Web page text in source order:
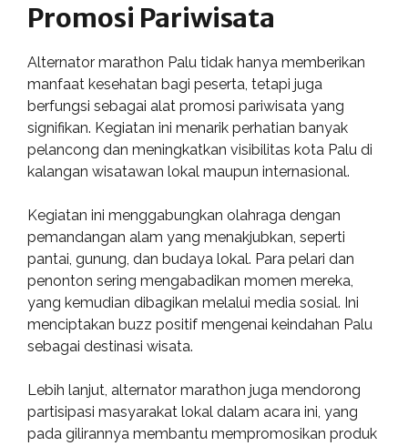
Promosi Pariwisata
Alternator marathon Palu tidak hanya memberikan
manfaat kesehatan bagi peserta, tetapi juga
berfungsi sebagai alat promosi pariwisata yang
signifikan. Kegiatan ini menarik perhatian banyak
pelancong dan meningkatkan visibilitas kota Palu di
kalangan wisatawan lokal maupun internasional.
Kegiatan ini menggabungkan olahraga dengan
pemandangan alam yang menakjubkan, seperti
pantai, gunung, dan budaya lokal. Para pelari dan
penonton sering mengabadikan momen mereka,
yang kemudian dibagikan melalui media sosial. Ini
menciptakan buzz positif mengenai keindahan Palu
sebagai destinasi wisata.
Lebih lanjut, alternator marathon juga mendorong
partisipasi masyarakat lokal dalam acara ini, yang
pada gilirannya membantu mempromosikan produk